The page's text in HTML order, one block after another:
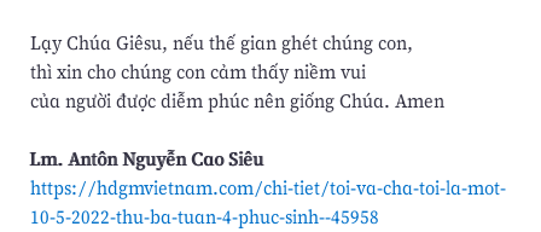
Lạy Chúa Giêsu, nếu thế gian ghét chúng con,
thì xin cho chúng con cảm thấy niềm vui
của người được diễm phúc nên giống Chúa. Amen
Lm. Antôn Nguyễn Cao Siêu
https://hdgmvietnam.com/chi-tiet/toi-va-cha-toi-la-mot-
10-5-2022-thu-ba-tuan-4-phuc-sinh--45958